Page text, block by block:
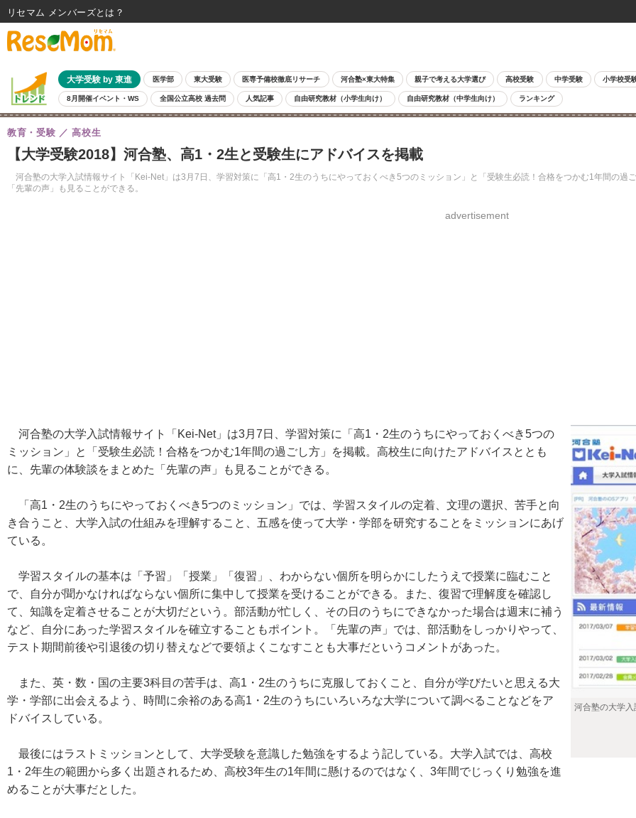
大学受験 by 東進 医学部 東大受験 医専予備校徹底リサーチ 河合塾×東大特集 親子で考える大学選び 高校受験 中学受験 小学校受
8月開催イベント・WS 全国公立高校 過去問 人気記事 自由研究教材（小学生向け） 自由研究教材（中学生向け） ランキング
【大学受験2018】河合塾、高1・2生と受験生にアドバイスを掲載
河合塾の大学入試情報サイト「Kei-Net」は3月7日、学習対策に「高1・2生のうちにやっておくべき5つのミッション」と「受験生必読！合格をつかむ1年間の過
「先輩の声」も見ることができる。
教育・受験 高校生
advertisement
河合塾の大学
河合塾の大学入試情報サイト「Kei-Net」は3月7日、学習対策に「高1・2生のうちにやっておくべき5つの
ミッション」と「受験生必読！合格をつかむ1年間の過ごし方」を掲載。高校生に向けたアドバイスととも
に、先輩の体験談をまとめた「先輩の声」も見ることができる。
「高1・2生のうちにやっておくべき5つのミッション」では、学習スタイルの定着、文理の選択、苦手と向
き合うこと、大学入試の仕組みを理解すること、五感を使って大学・学部を研究することをミッションにあげ
ている。
学習スタイルの基本は「予習」「授業」「復習」、わからない個所を明らかにしたうえで授業に臨むこと
で、自分が聞かなければならない個所に集中して授業を受けることができる。また、復習で理解度を確認し
て、知識を定着させることが大切だという。部活動が忙しく、その日のうちにできなかった場合は週末に補う
など、自分にあった学習スタイルを確立することもポイント。「先輩の声」では、部活動をしっかりやって、
テスト期間前後や引退後の切り替えなどで要領よくこなすことも大事だというコメントがあった。
また、英・数・国の主要3科目の苦手は、高1・2生のうちに克服しておくこと、自分が学びたいと思える大
学・学部に出会えるよう、時間に余裕のある高1・2生のうちにいろいろな大学について調べることなどをア
ドバイスしている。
最後にはラストミッションとして、大学受験を意識した勉強をするよう記している。大学入試では、高校
1・2年生の範囲から多く出題されるため、高校3年生の1年間に懸けるのではなく、3年間でじっくり勉強を進
めることが大事だとした。
リセマム メンバーズ